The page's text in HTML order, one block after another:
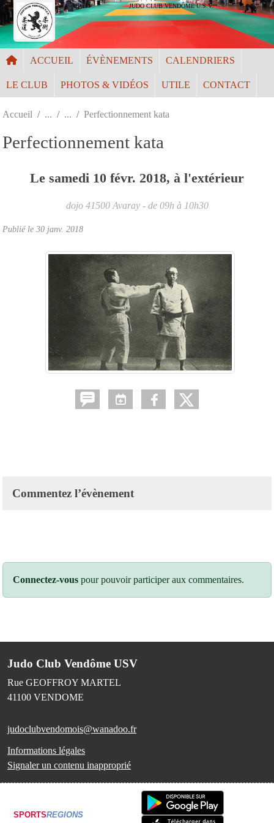
JUDO CLUB VENDÔME U.S.V.
ACCUEIL ÉVÈNEMENTS CALENDRIERS
LE CLUB PHOTOS & VIDÉOS UTILE CONTACT
Accueil Perfectionnement kata
Perfectionnement kata
Le samedi 10 févr. 2018, à l'extérieur
dojo 41500 Avaray - de 09h à 10h30
Publié le 30 janv. 2018
Commentez l’évènement
Connectez-vous pour pouvoir participer aux commentaires.
Judo Club Vendôme USV
Rue GEOFFROY MARTEL
41100 VENDOME
judoclubvendomois@wanadoo.fr
Informations légales
Signaler un contenu inapproprié
SPORTSREGIONS
Panneau de gestion des cookies